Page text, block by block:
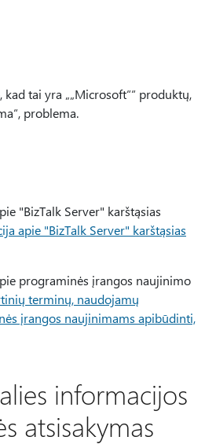
kad tai yra „„Microsoft““ produktų,
problema.
"BizTalk Server" karštąsias
apie "BizTalk Server" karštąsias
programinės įrangos naujinimo
terminų, naudojamų
įrangos naujinimams apibūdinti,
informacijos
atsisakymas